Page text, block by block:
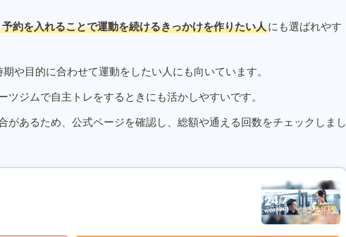
予約を入れることで運動を続けるきっかけを作りたい人にも選ばれやす
期や目的に合わせて運動をしたい人にも向いています。
ジムで自主トレをするときにも活かしやすいです。
があるため、公式ページを確認し、総額や通える回数をチェックしまし